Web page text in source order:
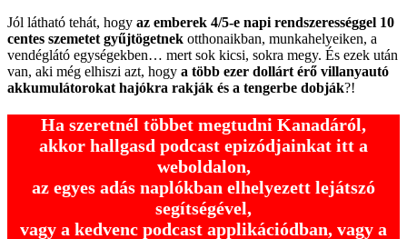
Jól látható tehát, hogy az emberek 4/5-e napi rendszerességgel 10
centes szemetet gyűjtögetnek otthonaikban, munkahelyeiken, a
vendéglátó egységekben… mert sok kicsi, sokra megy. És ezek után
van, aki még elhiszi azt, hogy a több ezer dollárt érő villanyautó
akkumulátorokat hajókra rakják és a tengerbe dobják?!
Ha szeretnél többet megtudni Kanadáról,
akkor hallgasd podcast epizódjainkat itt a
weboldalon,
az egyes adás naplókban elhelyezett lejátszó
segítségével,
vagy a kedvenc podcast applikációdban, vagy a